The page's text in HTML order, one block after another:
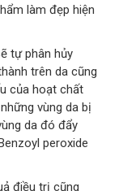
làm đẹp hiện
tự phân hủy
trên da cũng
của hoạt chất
vùng da bị
da đó đẩy
peroxide
điều trị cũng